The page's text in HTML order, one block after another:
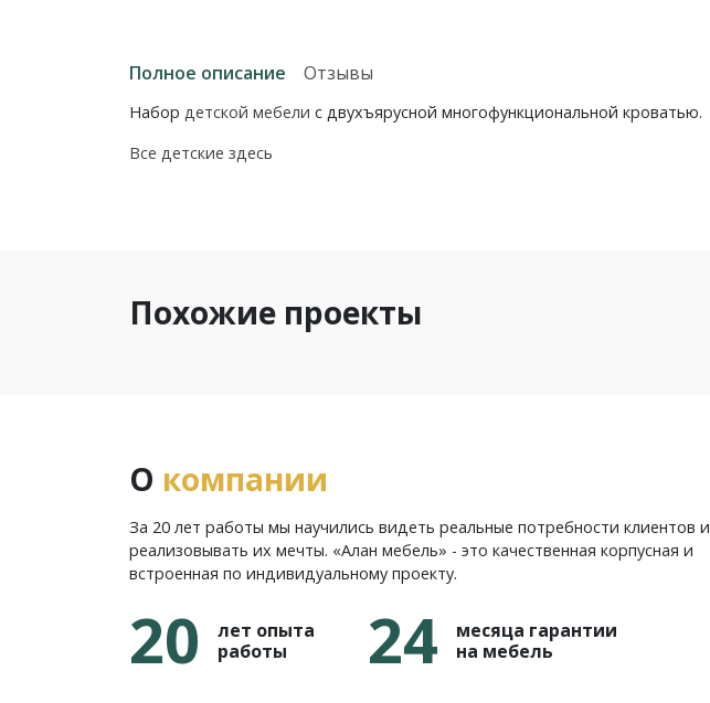
Полное описание Отзывы
Набор детской мебели с двухъярусной многофункциональной кроватью.
Все детские здесь
Похожие проекты
О компании
За 20 лет работы мы научились видеть реальные потребности клиентов и
реализовывать их мечты. «Алан мебель» - это качественная корпусная и
встроенная по индивидуальному проекту.
20
лет опыта
работы
24
месяца гарантии
на мебель